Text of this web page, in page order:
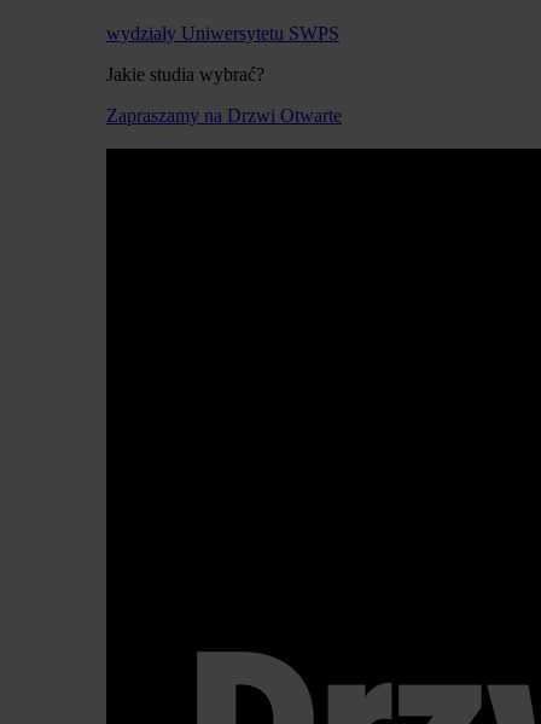
wydziały Uniwersytetu SWPS
Jakie studia wybrać?
Zapraszamy na Drzwi Otwarte